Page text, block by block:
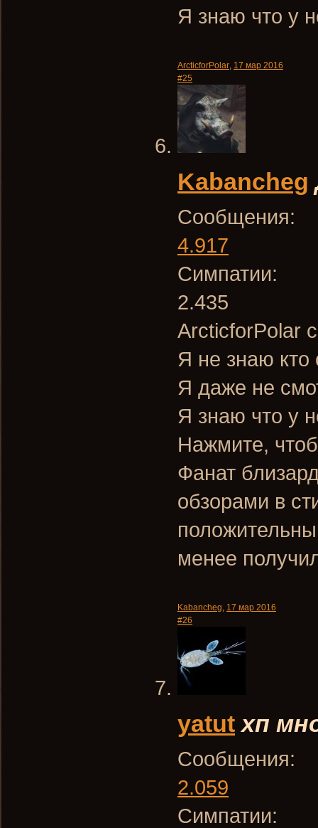
Я знаю что у
ArcticforPolar, 17 мар 2016
#25
Kabancheg
Сообщения:
4.917
Симпатии:
2.435
ArcticforPolar
Я не знаю кто
Я даже не
Я знаю что у
Нажмите,
Фанат
обзорами в
менее
Kabancheg, 17 мар 2016
#26
yatut хп
Сообщения:
2.059
Симпатии: